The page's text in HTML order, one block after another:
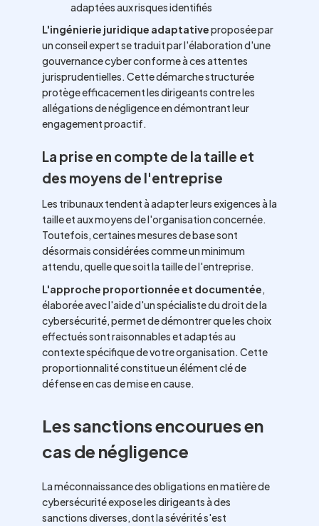
adaptées aux risques identifiés
L'ingénierie juridique adaptativeproposée par
un conseil expert se traduit par l'élaboration d'une
gouvernance cyber conforme à ces attentes
jurisprudentielles. Cette démarche structurée
protège efficacement les dirigeants contre les
allégations de négligence en démontrant leur
engagement proactif.
La prise en compte de la taille et
des moyens de l'entreprise
Les tribunaux tendent à adapter leurs exigences à la
taille et aux moyens de l'organisation concernée.
Toutefois, certaines mesures de base sont
désormais considérées comme un minimum
attendu, quelle que soit la taille de l'entreprise.
L'approche proportionnée et documentée,
élaborée avec l'aide d'un spécialiste du droit de la
cybersécurité, permet de démontrer que les choix
effectués sont raisonnables et adaptés au
contexte spécifique de votre organisation. Cette
proportionnalité constitue un élément clé de
défense en cas de mise en cause.
Les sanctions encourues en
cas de négligence
La méconnaissance des obligations en matière de
cybersécurité expose les dirigeants à des
sanctions diverses, dont la sévérité s'est